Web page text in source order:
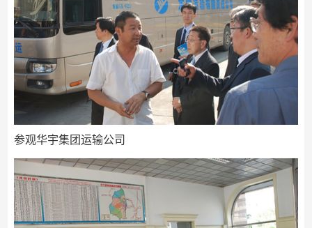
参观华宇集团运输公司